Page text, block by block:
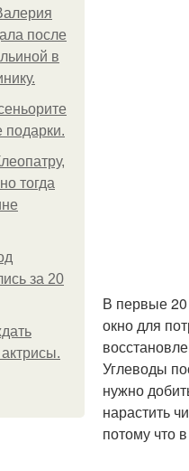
после
в
подарки.
тогда
за 20
В первые 20
окно для
Углеводы
нужно
нарастить
потому что